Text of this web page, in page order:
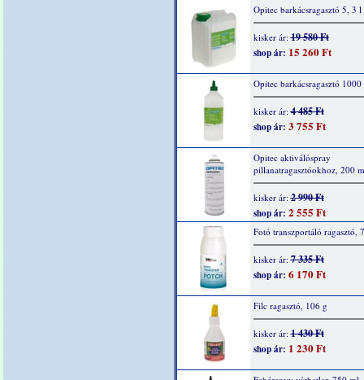
Opitec barkácsragasztó 5, 3 l
kisker ár:19 580 Ft
shop ár: 15 260 Ft
Opitec barkácsragasztó
kisker ár:4 485 Ft
shop ár: 3 755 Ft
Opitec aktiválóspray
pillanatragasztóokhoz, 200
kisker ár:2 990 Ft
shop ár: 2 555 Ft
Fotó transzportáló ragasztó,
kisker ár:7 335 Ft
shop ár: 6 170 Ft
Filc ragasztó, 106 g
kisker ár:1 430 Ft
shop ár: 1 230 Ft